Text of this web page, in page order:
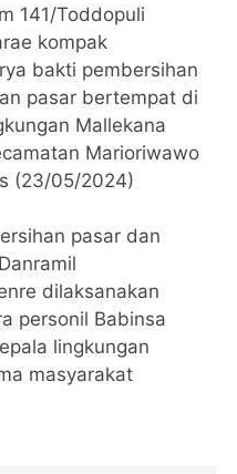
141/Toddopuli
kompak
bakti pembersihan
pasar bertempat di
Mallekana
Marioriwawo
(23/05/2024)
pasar dan
dilaksanakan
personil Babinsa
lingkungan
masyarakat